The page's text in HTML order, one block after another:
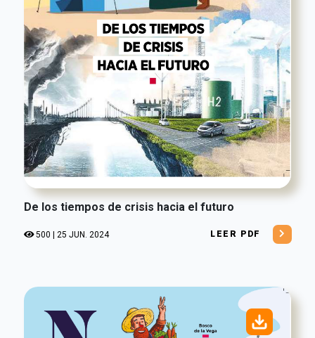
De los tiempos de crisis hacia el futuro
500 | 25 JUN. 2024 LEER PDF